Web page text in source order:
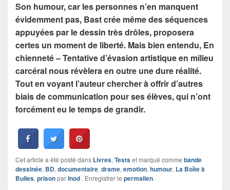
Son humour, car les personnes n’en manquent
évidemment pas, Bast crée même des séquences
appuyées par le dessin très drôles, proposera
certes un moment de liberté. Mais bien entendu, En
chienneté – Tentative d’évasion artistique en milieu
carcéral nous révèlera en outre une dure réalité.
Tout en voyant l’auteur chercher à offrir d’autres
biais de communication pour ses élèves, qui n’ont
forcément eu le temps de grandir.
Cet article a été posté dans Livres, Testset marqué comme bande
dessinée, BD, documentaire, drame, emotion, humour, La Boîte à
Bulles, prisonparInod . Enregistrer le permalien.